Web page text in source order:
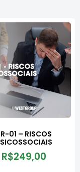
01 – RISCOS
R$249,00